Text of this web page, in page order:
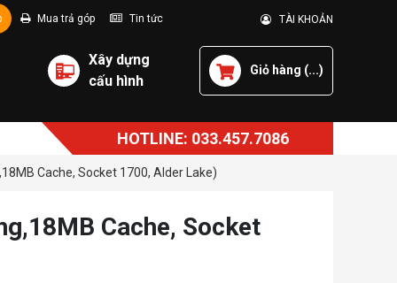
Mua trả góp Tin tức TÀI KHOẢN
Xây dựng
cấu hình
Giỏ hàng (...)
HOTLINE: 033.457.7086
Cache, Socket 1700, Alder Lake)
Cache, Socket